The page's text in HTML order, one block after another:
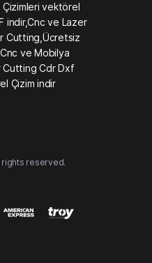
Çizimleri vektörel
indir,Cnc ve Lazer
Cutting,Ücretsiz
ve Mobilya
Cutting Cdr Dxf
Çizim indir
rights reserved.